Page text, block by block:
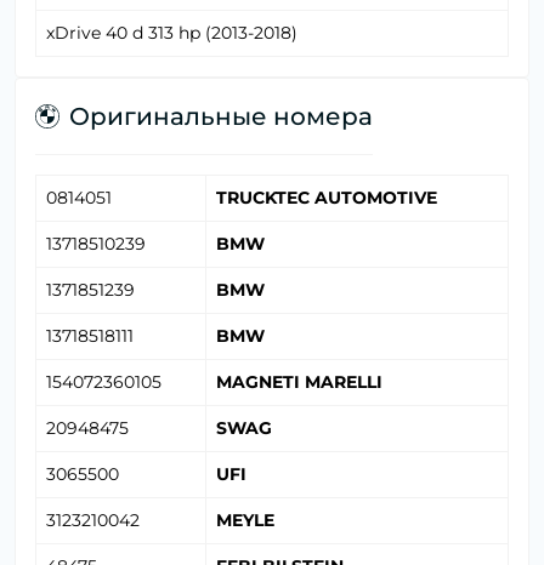
xDrive 40 d 313 hp (2013-2018)
Оригинальные номера
0814051 TRUCKTEC AUTOMOTIVE
13718510239 BMW
1371851239 BMW
13718518111 BMW
154072360105 MAGNETI MARELLI
20948475 SWAG
3065500 UFI
3123210042 MEYLE